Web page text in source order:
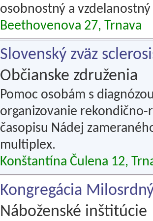
osobnostný a vzdelanostný
Beethovenova 27, Trnava
Slovenský zväz
Občianske združenia
Pomoc osobám s
organizovanie
časopisu Nádej
multiplex.
Konštantína Čulena 12,
Kongregácia
Náboženské inštitúcie